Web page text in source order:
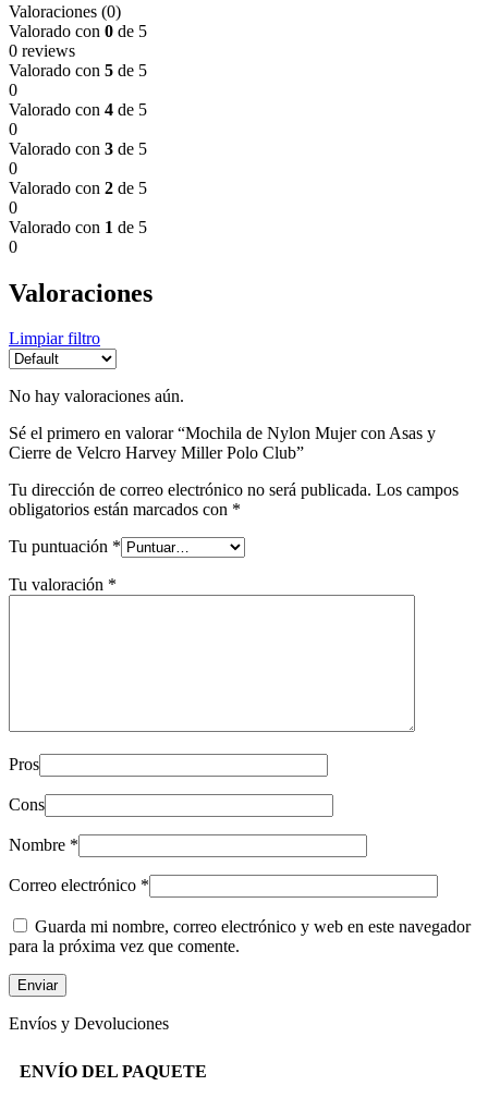
Valoraciones (0)
Valorado con 0 de 5
0 reviews
Valorado con 5 de 5
0
Valorado con 4 de 5
0
Valorado con 3 de 5
0
Valorado con 2 de 5
0
Valorado con 1 de 5
0
Valoraciones
Limpiar filtro
No hay valoraciones aún.
Sé el primero en valorar “Mochila de Nylon Mujer con Asas y
Cierre de Velcro Harvey Miller Polo Club”
Tu dirección de correo electrónico no será publicada. Los campos
obligatorios están marcados con *
Tu puntuación *
Tu valoración *
Pros
Cons
Nombre *
Correo electrónico *
Guarda mi nombre, correo electrónico y web en este navegador
para la próxima vez que comente.
Envíos y Devoluciones
ENVÍO DEL PAQUETE